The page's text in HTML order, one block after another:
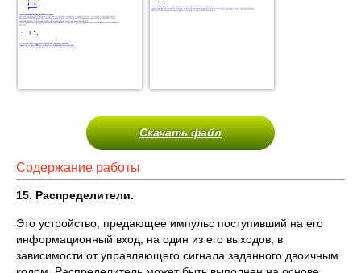
Скачать файл
Содержание работы
15. Распределители.
Это устройство, предающее импульс поступивший на его
информационный вход, на один из его выходов, в
зависимости от управляющего сигнала заданного двоичным